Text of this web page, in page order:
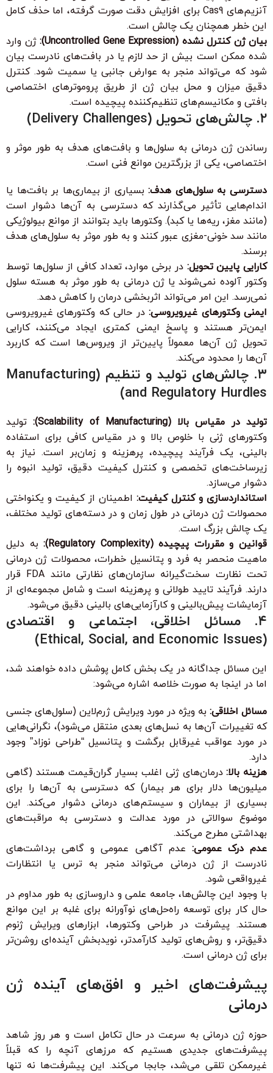
آنزیم‌های Cas9 برای افزایش دقت صورت گرفته، اما حذف کامل
این خطر همچنان یک چالش است.
بیان ژن کنترل نشده (Uncontrolled Gene Expression):
ژن وارد
شده ممکن است بیش از حد لازم یا در بافت‌های نادرست بیان
شود که می‌تواند منجر به عوارض جانبی یا سمیت شود. کنترل
دقیق میزان و محل بیان ژن از طریق پروموترهای اختصاصی
بافتی و مکانیسم‌های تنظیم‌کننده پیچیده است.
۲. چالش‌های تحویل (Delivery Challenges)
رساندن ژن درمانی به سلول‌ها و بافت‌های هدف به طور موثر و
اختصاصی، یکی از بزرگترین موانع فنی است.
دسترسی به سلول‌های هدف:بسیاری از بیماری‌ها بر بافت‌ها یا
اندام‌هایی تأثیر می‌گذارند که دسترسی به آن‌ها دشوار است
(مانند مغز، ریه‌ها یا کبد). وکتورها باید بتوانند از موانع بیولوژیکی
مانند سد خونی-مغزی عبور کنند و به طور موثر به سلول‌های هدف
برسند.
کارایی پایین تحویل: در برخی موارد، تعداد کافی از سلول‌ها توسط
وکتور آلوده نمی‌شوند یا ژن درمانی به طور موثر به هسته سلول
نمی‌رسد. این امر می‌تواند اثربخشی درمان را کاهش دهد.
ایمنی وکتورهای غیرویروسی:در حالی که وکتورهای غیرویروسی
ایمن‌تر هستند و پاسخ ایمنی کمتری ایجاد می‌کنند، کارایی
تحویل ژن آن‌ها معمولاً پایین‌تر از ویروس‌ها است که کاربرد
آن‌ها را محدود می‌کند.
۳. چالش‌های تولید و تنظیم (Manufacturing
and Regulatory Hurdles)
تولید در مقیاس بالا (Scalability of Manufacturing):
تولید
وکتورهای ژنی با خلوص بالا و در مقیاس کافی برای استفاده
بالینی، یک فرآیند پیچیده، پرهزینه و زمان‌بر است. نیاز به
زیرساخت‌های تخصصی و کنترل کیفیت دقیق، تولید انبوه را
دشوار می‌سازد.
استانداردسازی و کنترل کیفیت: اطمینان از کیفیت و یکنواختی
محصولات ژن درمانی در طول زمان و در دسته‌های تولید مختلف،
یک چالش بزرگ است.
قوانین و مقررات پیچیده (Regulatory Complexity):
به دلیل
ماهیت منحصر به فرد و پتانسیل خطرات، محصولات ژن درمانی
تحت نظارت سخت‌گیرانه سازمان‌های نظارتی مانند FDA قرار
دارند. فرآیند تایید طولانی و پرهزینه است و شامل مجموعه‌ای از
آزمایشات پیش‌بالینی و کارآزمایی‌های بالینی دقیق می‌شود.
۴. مسائل اخلاقی، اجتماعی و اقتصادی
(Ethical, Social, and Economic Issues)
این مسائل جداگانه در یک بخش کامل پوشش داده خواهند شد،
اما در اینجا به صورت خلاصه اشاره می‌شود:
مسائل اخلاقی: به ویژه در مورد ویرایش ژرم‌لاین (سلول‌های جنسی
که تغییرات آن‌ها به نسل‌های بعدی منتقل می‌شود)، نگرانی‌هایی
در مورد عواقب غیرقابل برگشت و پتانسیل “طراحی نوزاد” وجود
دارد.
هزینه بالا:درمان‌های ژنی اغلب بسیار گران‌قیمت هستند (گاهی
میلیون‌ها دلار برای هر بیمار) که دسترسی به آن‌ها را برای
بسیاری از بیماران و سیستم‌های درمانی دشوار می‌کند. این
موضوع سوالاتی در مورد عدالت و دسترسی به مراقبت‌های
بهداشتی مطرح می‌کند.
عدم درک عمومی: عدم آگاهی عمومی و گاهی برداشت‌های
نادرست از ژن درمانی می‌تواند منجر به ترس یا انتظارات
غیرواقعی شود.
با وجود این چالش‌ها، جامعه علمی و داروسازی به طور مداوم در
حال کار برای توسعه راه‌حل‌های نوآورانه برای غلبه بر این موانع
هستند. پیشرفت در طراحی وکتورها، ابزارهای ویرایش ژنوم
دقیق‌تر، و روش‌های تولید کارآمدتر، نویدبخش آینده‌ای روشن‌تر
برای ژن درمانی است.
پیشرفت‌های اخیر و افق‌های آینده ژن
درمانی
حوزه ژن درمانی به سرعت در حال تکامل است و هر روز شاهد
پیشرفت‌های جدیدی هستیم که مرزهای آنچه را که قبلاً
غیرممکن تلقی می‌شد، جابجا می‌کند. این پیشرفت‌ها نه تنها